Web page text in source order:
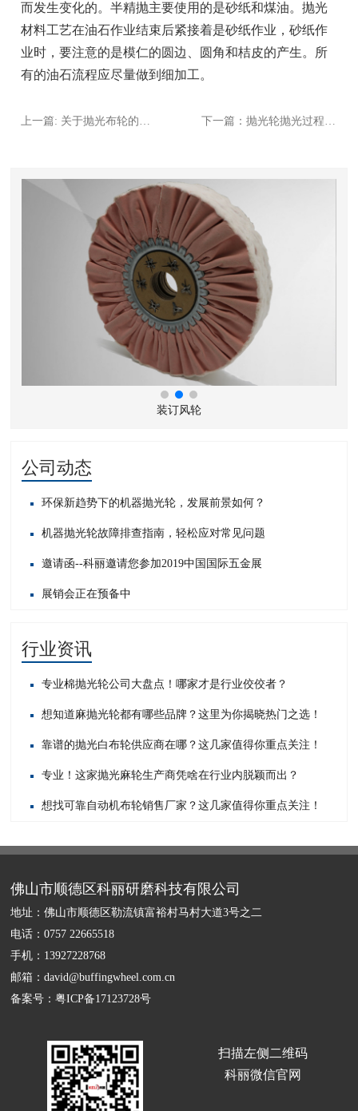
而发生变化的。半精抛主要使用的是砂纸和煤油。抛光
材料工艺在油石作业结束后紧接着是砂纸作业，砂纸作
业时，要注意的是模仁的圆边、圆角和桔皮的产生。所
有的油石流程应尽量做到细加工。
装订风轮
公司动态
环保新趋势下的机器抛光轮，发展前景如何？
机器抛光轮故障排查指南，轻松应对常见问题​
邀请函--科丽邀请您参加2019中国国际五金展
展销会正在预备中
行业资讯
专业棉抛光轮公司大盘点！哪家才是行业佼佼者？
想知道麻抛光轮都有哪些品牌？这里为你揭晓热门之选！
靠谱的抛光白布轮供应商在哪？这几家值得你重点关注！
专业！这家抛光麻轮生产商凭啥在行业内脱颖而出？
想找可靠自动机布轮销售厂家？这几家值得你重点关注！
佛山市顺德区科丽研磨科技有限公司
地址：佛山市顺德区勒流镇富裕村马村大道3号之二
电话：0757 22665518
手机：13927228768
邮箱：david@buffingwheel.com.cn
备案号：粤ICP备17123728号
扫描左侧二维码
科丽微信官网